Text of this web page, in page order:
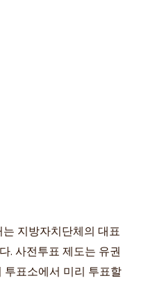
지방자치단체의 대표
. 사전투표 제도는 유권
투표소에서 미리 투표할